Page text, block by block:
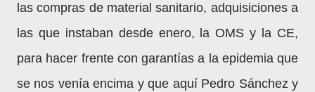
las compras de material sanitario, adquisiciones a
las que instaban desde enero, la OMS y la CE,
para hacer frente con garantías a la epidemia que
se nos venía encima y que aquí Pedro Sánchez y